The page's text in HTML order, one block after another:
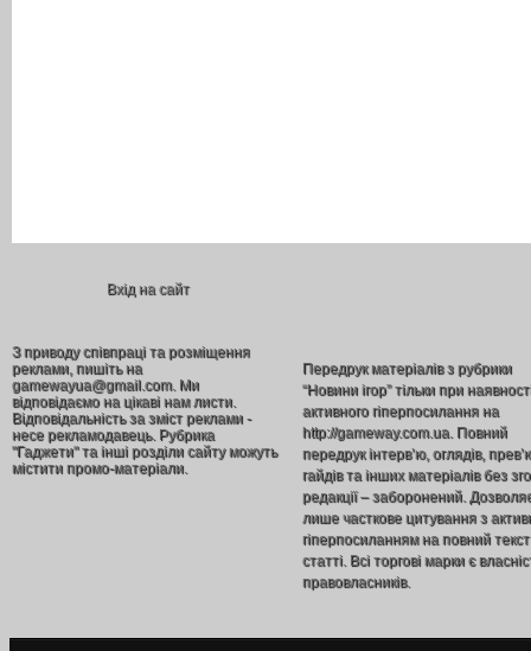
Вхід на сайт
З приводу співпраці та розміщення
реклами, пишіть на
gamewayua@gmail.com. Ми
відповідаємо на цікаві нам листи.
Відповідальність за зміст реклами -
несе рекламодавець. Рубрика
"Гаджети" та інші розділи сайту можуть
містити промо-матеріали.
Передрук матеріалів з рубрики
“Новини ігор” тільки при
активного гіперпосилання на
http://gameway.com.ua. Повний
передрук інтерв’ю, оглядів,
гайдів та інших матеріалів без
редакції – заборонений.
лише часткове цитування з
гіперпосиланням на повний текст
статті. Всі торгові марки є
правовласників.